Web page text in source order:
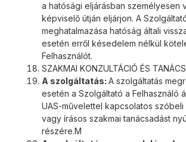
a hatósági eljárásban személyesen
képviselő útján eljárjon. A
meghatalmazása hatóság általi
esetén erről késedelem nélkül
Felhasználót.
SZAKMAI KONZULTÁCIÓ ÉS
A szolgáltatás: A szolgáltatás
esetén a Szolgáltató a Felhasználó
UAS-művelettel kapcsolatos
vagy írásos szakmai tanácsadást
részére.M